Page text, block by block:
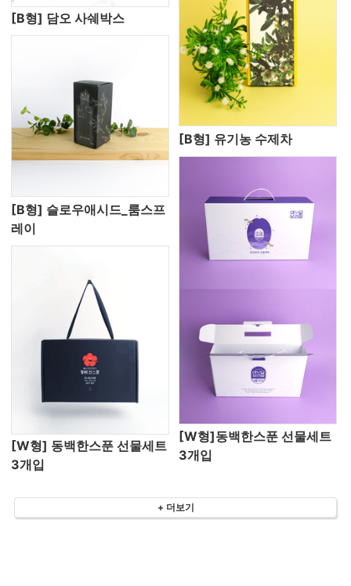
[B형] 담오 사쉐박스
[B형] 슬로우애시드_룸스프
레이
[B형] 유기농 수제차
[W형] 동백한스푼 선물세트
3개입
[W형]동백한스푼 선물세트
3개입
+ 더보기